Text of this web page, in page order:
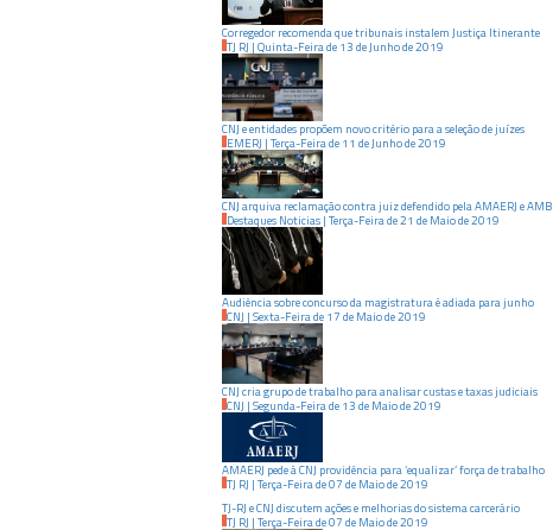
Corregedor recomenda que tribunais instalem Justiça Itinerante
TJ RJ | Quinta-Feirade 13 deJunhode2019
CNJ e entidades propõem novo critério para a seleção de juízes
EMERJ | Terça-Feirade 11 deJunhode2019
CNJ arquiva reclamação contra juiz defendido pela AMAERJ e AMB
Destaques Noticias| Terça-Feirade21 de Maiode2019
Audiência sobre concurso da magistratura é adiada para junho
CNJ | Sexta-Feirade 17 de Maiode2019
CNJ cria grupo de trabalho para analisar custas e taxas judiciais
CNJ | Segunda-Feirade 13 de Maiode2019
AMAERJ pede à CNJ providência para ‘equalizar’ força de trabalho
TJ RJ | Terça-Feirade07 de Maiode2019
TJ-RJ e CNJ discutem ações e melhorias do sistema carcerário
TJ RJ | Terça-Feirade07 de Maiode2019